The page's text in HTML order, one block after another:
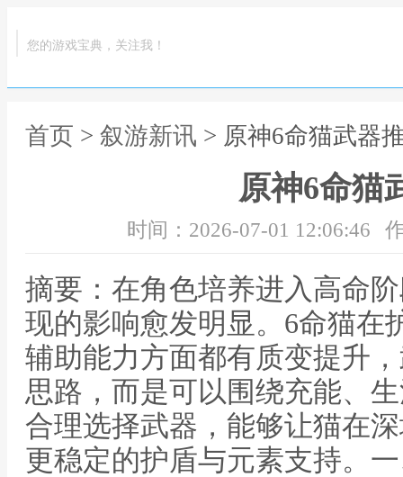
您的游戏宝典，关注我！
首页 > 叙游新讯 > 原神6命猫武器
原神6命猫
时间：2026-07-01 12:06:46
摘要：在角色培养进入高命
现的影响愈发明显。6命猫在
辅助能力方面都有质变提升
思路，而是可以围绕充能、
合理选择武器，能够让猫在
更稳定的护盾与元素支持。